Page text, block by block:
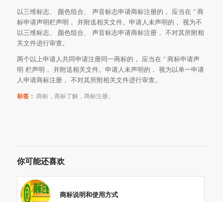
以三维标志、 颜色组合、 声音标志申请商标注册的， 应当在 ” 商
标申请声明栏声明， 并附送相关文件。申请人未声明的， 视为不
以三维标志、 颜色组合、 声音标志申请商标注册， 不对其所附相
关文件进行审查。
两个以上申请人共同申请注册同一商标的， 应当在 ” 商标申请声
明 栏声明， 并附送相关文件。申请人未声明的， 视为以单一申请
人申请商标注册， 不对其所附相关文件进行审查。
标签： 商标，商标了解，商标注册。
你可能还喜欢
商标说明和使用方式